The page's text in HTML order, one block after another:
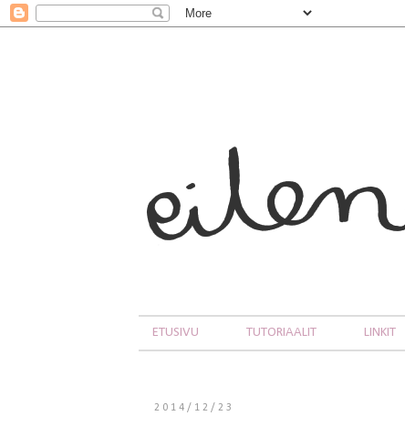
ETUSIVU TUTORIAALIT LINKIT
2014/12/23